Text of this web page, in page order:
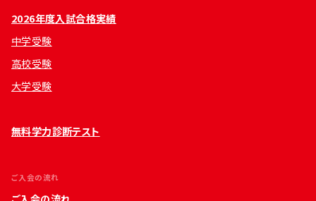
2026年度入試合格実績
中学受験
高校受験
大学受験
無料学力診断テスト
ご入会の流れ